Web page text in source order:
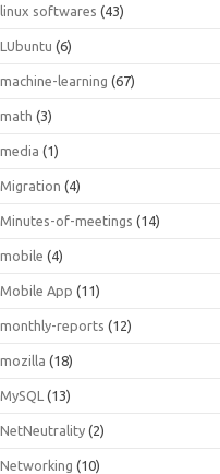
linux softwares (43)
LUbuntu (6)
machine-learning (67)
math (3)
media (1)
Migration (4)
Minutes-of-meetings (14)
mobile (4)
Mobile App (11)
monthly-reports (12)
mozilla (18)
MySQL (13)
NetNeutrality (2)
Networking (10)